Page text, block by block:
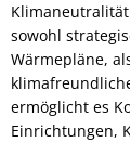
sowohl
Wärmepläne,
ermöglicht es
Einrichtungen,